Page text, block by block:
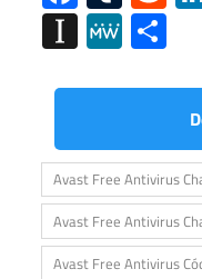
MeWe
Avast Free Antivirus
Avast Free Antivirus
Avast Free Antivirus